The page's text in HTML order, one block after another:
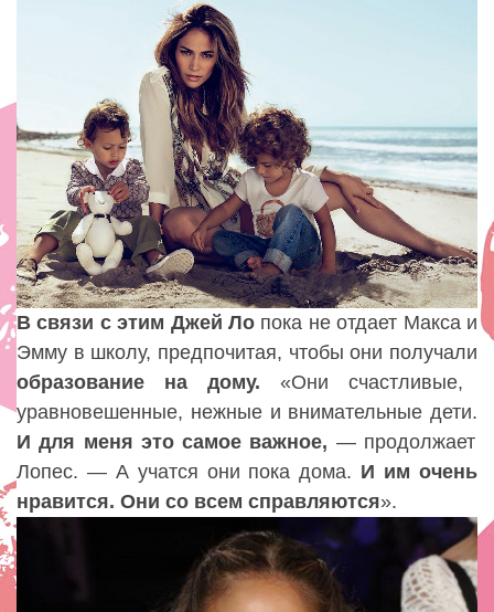
В связи с этим Джей Ло пока не отдает Макса и
Эмму в школу, предпочитая, чтобы они получали
образование на дому. «Они счастливые,
уравновешенные, нежные и внимательные дети.
И для меня это самое важное, — продолжает
Лопес. — А учатся они пока дома. И им очень
нравится. Они со всем справляются».